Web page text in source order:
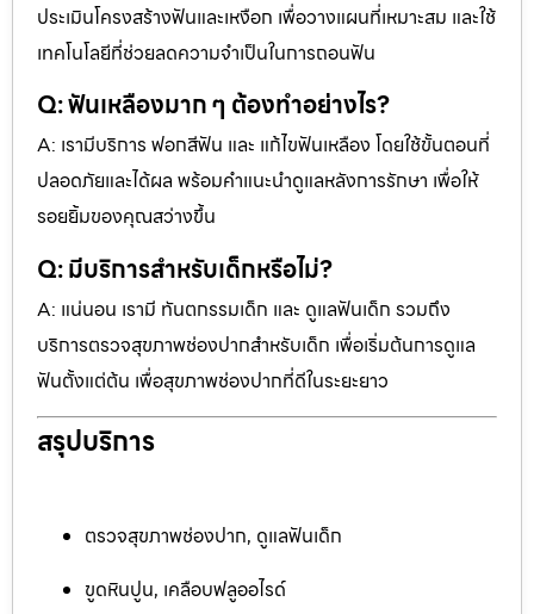
ประเมินโครงสร้างฟันและเหงือก เพื่อวางแผนที่เหมาะสม และใช้
เทคโนโลยีที่ช่วยลดความจำเป็นในการถอนฟัน
Q: ฟันเหลืองมาก ๆ ต้องทำอย่างไร?
A: เรามีบริการ ฟอกสีฟัน และ แก้ไขฟันเหลือง โดยใช้ขั้นตอนที่
ปลอดภัยและได้ผล พร้อมคำแนะนำดูแลหลังการรักษา เพื่อให้
รอยยิ้มของคุณสว่างขึ้น
Q: มีบริการสำหรับเด็กหรือไม่?
A: แน่นอน เรามี ทันตกรรมเด็ก และ ดูแลฟันเด็ก รวมถึง
บริการตรวจสุขภาพช่องปากสำหรับเด็ก เพื่อเริ่มต้นการดูแล
ฟันตั้งแต่ต้น เพื่อสุขภาพช่องปากที่ดีในระยะยาว
สรุปบริการ
ตรวจสุขภาพช่องปาก, ดูแลฟันเด็ก
ขูดหินปูน, เคลือบฟลูออไรด์